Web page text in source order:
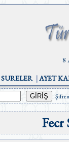
8
SURELER|AYET
Fecr